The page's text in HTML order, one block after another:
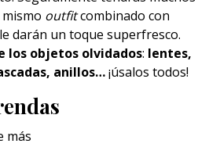
outfitcombinado con
darán un toque superfresco.
los objetos olvidados: lentes,
anillos…¡úsalos todos!